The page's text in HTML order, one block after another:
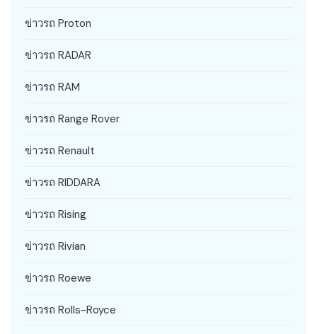
ข่าวรถ Proton
ข่าวรถ RADAR
ข่าวรถ RAM
ข่าวรถ Range Rover
ข่าวรถ Renault
ข่าวรถ RIDDARA
ข่าวรถ Rising
ข่าวรถ Rivian
ข่าวรถ Roewe
ข่าวรถ Rolls-Royce